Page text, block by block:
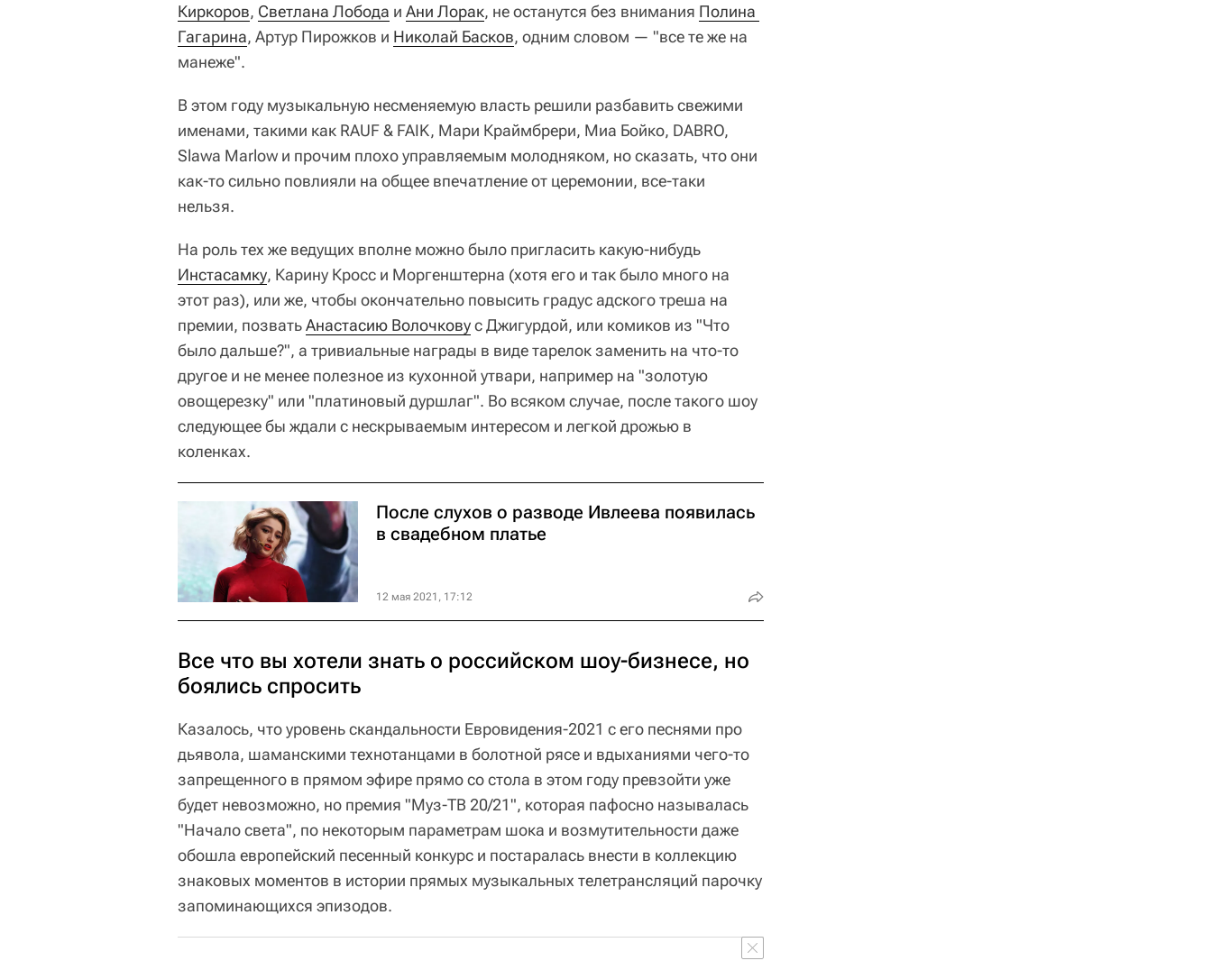
Киркоров, Светлана Лобода и Ани Лорак, не останутся без внимания Полина
Гагарина, Артур Пирожков и Николай Басков, одним словом — "все те же на
манеже".
В этом году музыкальную несменяемую власть решили разбавить свежими
именами, такими как RAUF & FAIK, Мари Краймбрери, Миа Бойко, DABRO,
Slawa Marlow и прочим плохо управляемым молодняком, но сказать, что они
как-то сильно повлияли на общее впечатление от церемонии, все-таки
нельзя.
На роль тех же ведущих вполне можно было пригласить какую-нибудь
Инстасамку, Карину Кросс и Моргенштерна (хотя его и так было много на
этот раз), или же, чтобы окончательно повысить градус адского треша на
премии, позватьАнастасию Волочковус Джигурдой, или комиков из "Что
было дальше?", а тривиальные награды в виде тарелок заменить на что-то
другое и не менее полезное из кухонной утвари, например на "золотую
овощерезку" или "платиновый дуршлаг". Во всяком случае, после такого шоу
следующее бы ждали с нескрываемым интересом и легкой дрожью в
коленках.
После слухов о разводе Ивлеева появилась
в свадебном платье
12 мая 2021, 17:12
Все что вы хотели знать о российском шоу-бизнесе, но
боялись спросить
Казалось, что уровень скандальности Евровидения-2021 с его песнями про
дьявола, шаманскими технотанцами в болотной рясе и вдыханиями чего-то
запрещенного в прямом эфире прямо со стола в этом году превзойти уже
будет невозможно, но премия "Муз-ТВ 20/21", которая пафосно называлась
"Начало света", по некоторым параметрам шока и возмутительности даже
обошла европейский песенный конкурс и постаралась внести в коллекцию
знаковых моментов в истории прямых музыкальных телетрансляций парочку
запоминающихся эпизодов.